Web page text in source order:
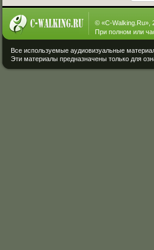
© «C-Walking.Ru»,
При полном или
Все используемые аудиовизуальные
Эти материалы предназначены только для